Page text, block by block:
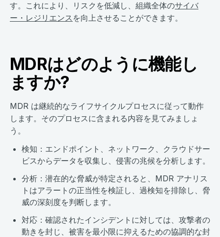
す。これにより、リスクを低減し、組織全体のサイバ
ー・レジリエンス を向上させることができます。
MDRはどのように機能し
ますか?
MDR は継続的なライフサイクルプロセスに従って動作
します。そのプロセスに含まれる内容を見てみましょ
う。
検知：エンドポイント、ネットワーク、クラウドサー
ビスからデータを収集し、侵害の兆候を分析します。
分析：潜在的な脅威が特定されると、MDR アナリス
トはアラートの正当性を検証し、過検知を排除し、脅
威の深刻度を判断します。
対応：確認されたインシデントに対しては、攻撃者の
動きを封じ、被害を最小限に抑えるための協調的な封